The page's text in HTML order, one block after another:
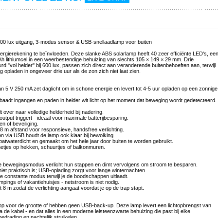
lux uitgang, 3-modus sensor & USB-snellaadlamp voor buiten
te beïnvloeden. Deze slanke ABS solarlamp heeft 40 zeer efficiënte LED's, een
lithiumcel in een weerbestendige behuizing van slechts 105 × 149 × 29 mm. Drie
"vol helder" bij 600 lux, passen zich direct aan veranderende buitenbehoeften aan, terwijl
opladen in ongeveer drie uur als de zon zich niet laat zien.
5 V 250 mA zet daglicht om in schone energie en levert tot 4-5 uur opladen op een zonnige
ingangen en paden in helder wit licht op het moment dat beweging wordt gedetecteerd.
naar volledige helderheid bij nadering.
triggert - ideaal voor maximale batterijbesparing.
of beveiliging.
m afstand voor responsieve, handsfree verlichting.
via USB houdt de lamp ook klaar bij bewolking.
en gemaakt om het hele jaar door buiten te worden gebruikt.
op hekken, schuurtjes of balkonmuren.
verlicht hun stappen en dimt vervolgens om stroom te besparen.
praktisch is; USB-oplading zorgt voor lange winternachten.
modus terwijl je de boodschappen uitlaadt.
of vakantiehuisjes - netstroom is niet nodig.
m zodat de verlichting aangaat voordat je op de trap stapt.
voor de grootte of hebben geen USB-back-up. Deze lamp levert een lichtopbrengst van
de kabel - en dat alles in een moderne leisteenzwarte behuizing die past bij elke